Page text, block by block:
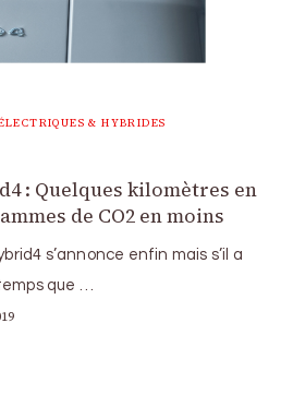
& HYBRIDES
: Quelques kilomètres en
de CO2 en moins
s’annonce enfin mais s’il a
que …